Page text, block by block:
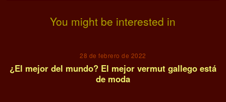
You might be interested in
28 de febrero de 2022
¿El mejor del mundo? El mejor vermut gallego está
de moda